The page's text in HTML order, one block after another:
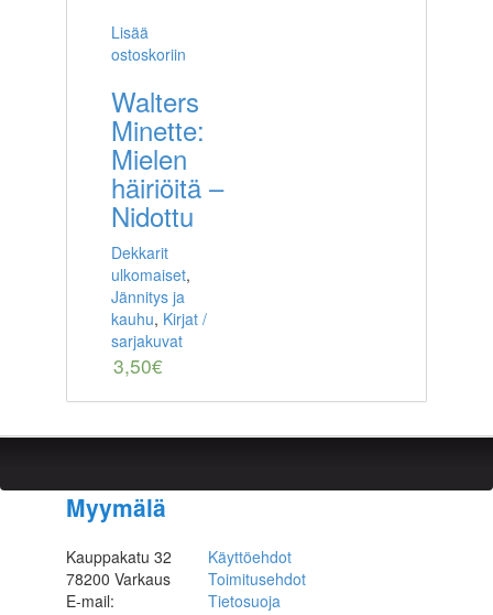
Lisää
ostoskoriin
Walters
Minette:
Mielen
häiriöitä –
Nidottu
Dekkarit
ulkomaiset,
Jännitys ja
kauhu, Kirjat /
sarjakuvat
3,50€
Myymälä
Kauppakatu 32
78200 Varkaus
E-mail:
Käyttöehdot
Toimitusehdot
Tietosuoja